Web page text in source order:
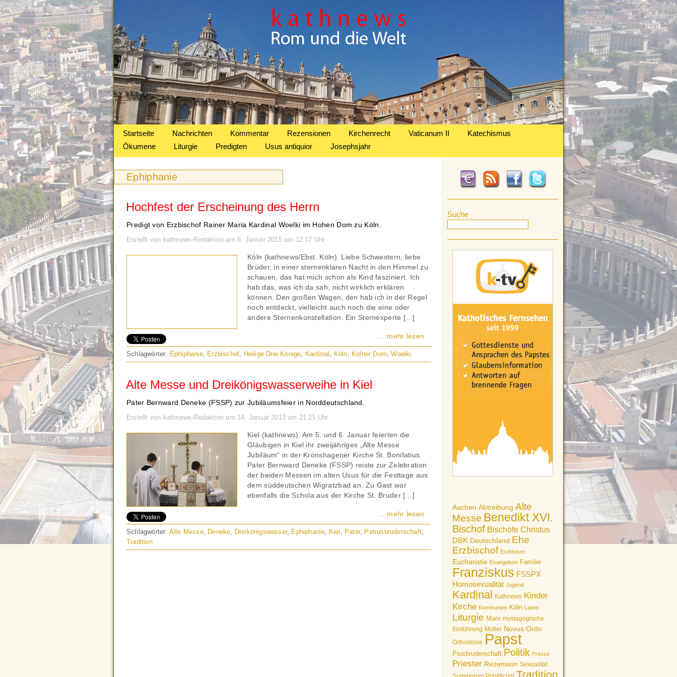
Startseite Nachrichten Kommentar Rezensionen Kirchenrecht Vaticanum II
Katechismus
Ökumene
Liturgie Predigten Usus antiquior Josephsjahr
Suche
Aachen Abtreibung Alte
Messe Benedikt XVI.
Bischof Bischöfe Christus
DBK Deutschland Ehe
Erzbischof Erzbistum
Eucharistie Evangelium Familie
Franziskus FSSPX
Homosexualität Jugend
Kardinal Kathnews Kinder
Kirche Kommunion Köln Latein
Liturgie Marx mystagogische
Einführung Müller Novus Ordo
Orthodoxie Papst
Piusbruderschaft Politik Presse
Priester Rezension Sexualität
Tradition
Ephiphanie
Hochfest der Erscheinung des Herrn
Predigt von Erzbischof Rainer Maria Kardinal Woelki im Hohen Dom zu Köln.
Erstellt von kathnews-Redaktion am 6. Januar 2015 um 12:17 Uhr
Köln (kathnews/Ebst. Köln). Liebe Schwestern, liebe
Brüder, in einer sternenklaren Nacht in den Himmel zu
schauen, das hat mich schon als Kind fasziniert. Ich
hab das, was ich da sah, nicht wirklich erklären
können. Den großen Wagen, den hab ich in der Regel
noch entdeckt, vielleicht auch noch die eine oder
andere Sternenkonstellation. Ein Sternexperte […]
... mehr lesen
Schlagwörter: Ephiphanie, Erzbischof, Heilige Drei Könige, Kardinal , Köln, Kölner Dom,Woelki
Alte Messe und Dreikönigswasserweihe in Kiel
Pater Bernward Deneke (FSSP) zur Jubiläumsfeier in Norddeutschland.
Erstellt von kathnews-Redaktion am 14. Januar 2013 um 21:25 Uhr
Kiel (kathnews). Am 5. und 6. Januar feierten die
Gläubigen in Kiel ihr zweijähriges „Alte Messe
Jubiläum“ in der Kronshagener Kirche St. Bonifatius.
Pater Bernward Deneke (FSSP) reiste zur Zelebration
der beiden Messen im alten Usus für die Festtage aus
dem süddeutschen Wigratzbad an. Zu Gast war
ebenfalls die Schola aus der Kirche St. Bruder […]
... mehr lesen
Schlagwörter: Alte Messe, Deneke, Dreikönigswasser, Ephiphanie, Kiel , Pater, Petrusbruderschaft,
Tradition